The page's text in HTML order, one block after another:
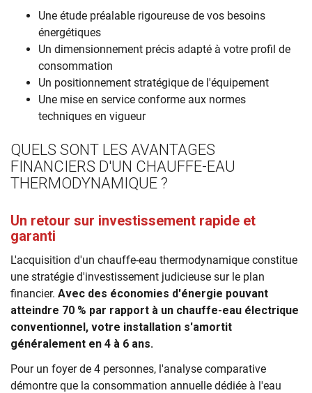
Une étude préalable rigoureuse de vos besoins
énergétiques
Un dimensionnement précis adapté à votre profil de
consommation
Un positionnement stratégique de l'équipement
Une mise en service conforme aux normes
techniques en vigueur
QUELS SONT LES AVANTAGES
FINANCIERS D'UN CHAUFFE-EAU
THERMODYNAMIQUE ?
Un retour sur investissement rapide et
garanti
L'acquisition d'un chauffe-eau thermodynamique constitue
une stratégie d'investissement judicieuse sur le plan
financier. Avec des économies d'énergie pouvant
atteindre 70 % par rapport à un chauffe-eau électrique
conventionnel, votre installation s'amortit
généralement en 4 à 6 ans.
Pour un foyer de 4 personnes, l'analyse comparative
démontre que la consommation annuelle dédiée à l'eau